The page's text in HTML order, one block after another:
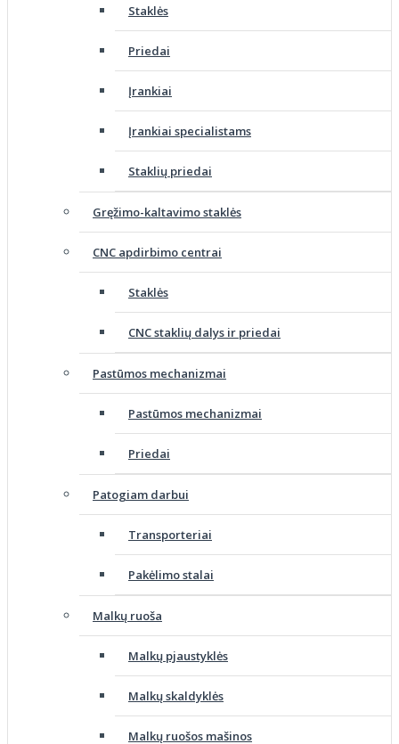
Staklės
Priedai
Įrankiai
Įrankiai specialistams
Staklių priedai
Gręžimo-kaltavimo staklės
CNC apdirbimo centrai
Staklės
CNC staklių dalys ir priedai
Pastūmos mechanizmai
Pastūmos mechanizmai
Priedai
Patogiam darbui
Transporteriai
Pakėlimo stalai
Malkų ruoša
Malkų pjaustyklės
Malkų skaldyklės
Malkų ruošos mašinos